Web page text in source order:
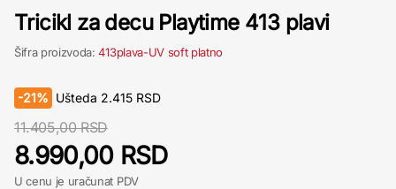
Tricikl za decu Playtime 413 plavi
Šifra proizvoda:413plava-UV soft platno
-21% Ušteda 2.415 RSD
11.405,00 RSD
8.990,00 RSD
U cenu je uračunat PDV